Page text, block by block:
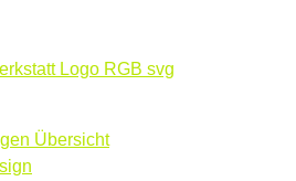
Übersicht